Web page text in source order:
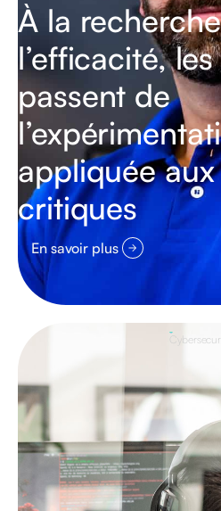
À la
l’efficacité,
passent de
appliquée
critiques
En savoir plus